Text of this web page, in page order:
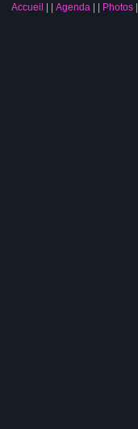
Accueil | Agenda | Photos|